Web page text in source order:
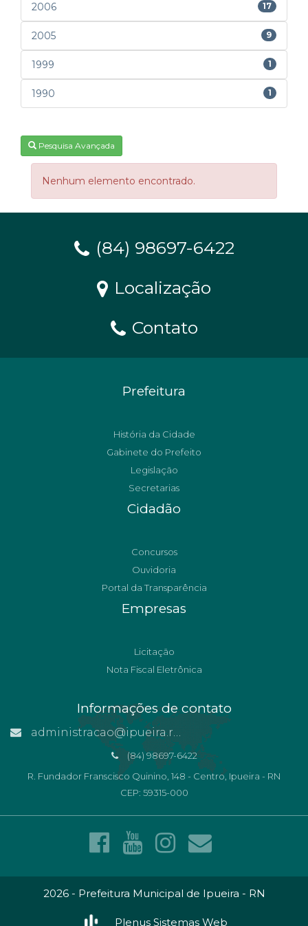
2006 17
2005 9
1999 1
1990 1
Pesquisa Avançada
Nenhum elemento encontrado.
(84) 98697-6422
Localização
Contato
Prefeitura
História da Cidade
Gabinete do Prefeito
Legislação
Secretarias
Cidadão
Concursos
Ouvidoria
Portal da Transparência
Empresas
Licitação
Nota Fiscal Eletrônica
Informações de contato
administracao@ipueira.rn.gov.br
(84) 98697-6422
R. Fundador Franscisco Quinino, 148 - Centro, Ipueira - RN
CEP: 59315-000
2026 - Prefeitura Municipal de Ipueira - RN
Plenus Sistemas Web